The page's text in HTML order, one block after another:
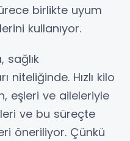
birlikte uyum
kullanıyor.
sağlık
niteliğinde. Hızlı kilo
eşleri ve aileleriyle
ve bu süreçte
öneriliyor. Çünkü